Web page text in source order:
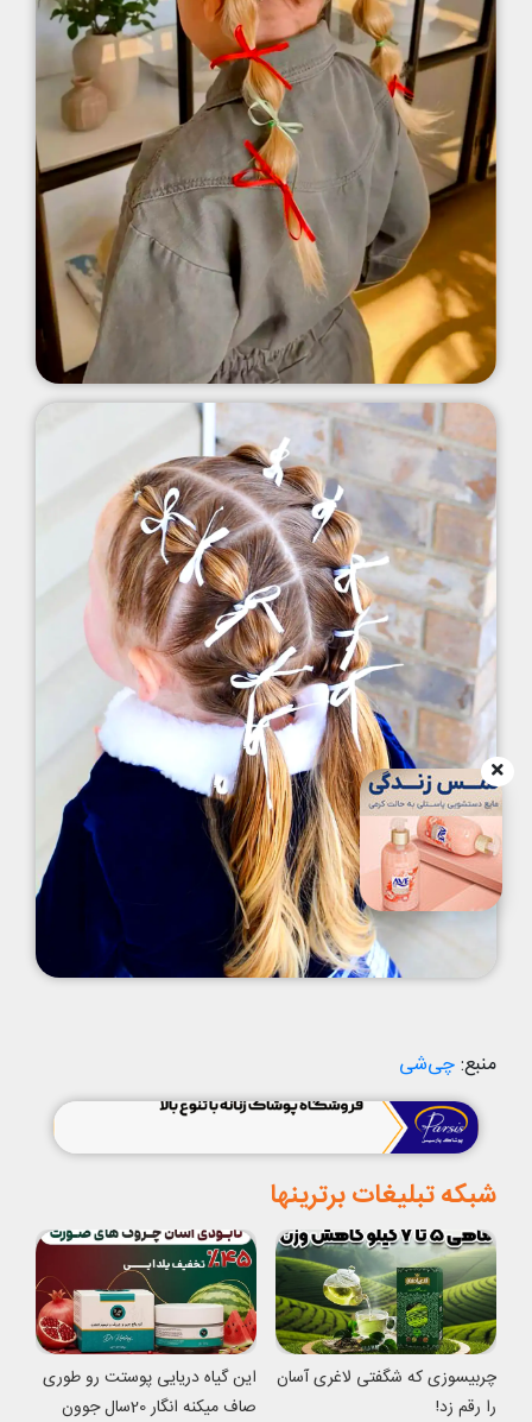
منبع:چی‌شی
شبکه تبلیغات برترینها
چربیسوزی که شگفتی لاغری آسان
را رقم زد!
این گیاه دریایی پوستت رو طوری
صاف میکنه انگار 20سال جوون